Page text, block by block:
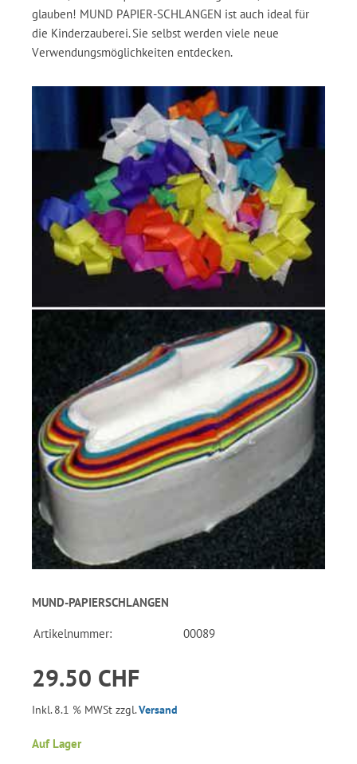
glauben! MUND PAPIER-SCHLANGEN ist auch ideal für
die Kinderzauberei. Sie selbst werden viele neue
Verwendungsmöglichkeiten entdecken.
MUND-PAPIERSCHLANGEN
Artikelnummer: 00089
29.50 CHF
Inkl. 8.1 % MWSt zzgl.Versand
Auf Lager